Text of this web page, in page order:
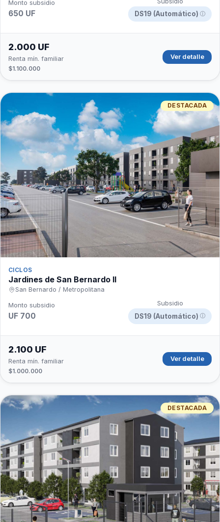
Monto subsidio
650 UF
DS19 (Automático) ⓘ
2.000 UF
Renta mín. familiar
$1.100.000
Ver detalle
DESTACADA
CICLOS
Jardines de San Bernardo II
San Bernardo / Metropolitana
Monto subsidio
UF 700
Subsidio
DS19 (Automático) ⓘ
2.100 UF
Renta mín. familiar
$1.000.000
Ver detalle
DESTACADA